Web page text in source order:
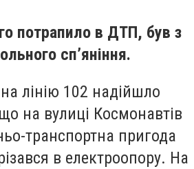
потрапило в ДТП, був з
сп’яніння.
на лінію 102 надійшло
на вулиці Космонавтів
транспортна пригода
в електроопору. На